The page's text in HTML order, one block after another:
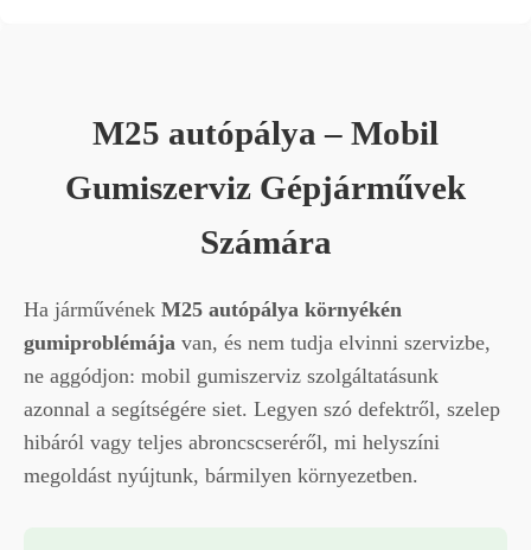
M25 autópálya – Mobil
Gumiszerviz Gépjárművek
Számára
Ha járművének M25 autópálya környékén
gumiproblémája van, és nem tudja elvinni szervizbe,
ne aggódjon: mobil gumiszerviz szolgáltatásunk
azonnal a segítségére siet. Legyen szó defektről, szelep
hibáról vagy teljes abroncscseréről, mi helyszíni
megoldást nyújtunk, bármilyen környezetben.